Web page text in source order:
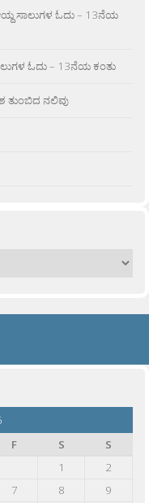
ಸಾಲುಗಳ ಓದು – 13ನೆಯ
ಓದು – 13ನೆಯ ಕಂತು
ತುಂಬಿದ ನಲಿವು
F S
S
1
2
7 8
9